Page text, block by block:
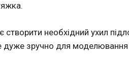
необхідний ухил
дуже зручно для моделювання